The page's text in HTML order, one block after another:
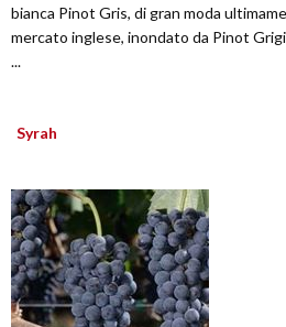
bianca Pinot Gris, di gran moda
mercato inglese, inondato da Pinot
...
Syrah